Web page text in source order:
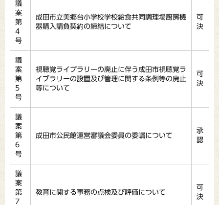
議
案
第
4
号
成田市立美郷台小学校学校給食共同調理場厨房機
器購入請負契約の締結について
可
決
議
案
第
5
号
視聴覚ライブラリーの廃止に伴う成田市視聴覚ラ
イブラリーの設置及び管理に関する条例等の廃止
等について
可
決
議
案
第
6
号
成田市公民館運営審議会委員の委嘱について
承
認
議
案
第
7
教育に関する事務の点検及び評価について
可
決